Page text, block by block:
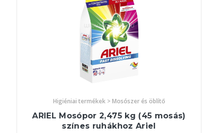
Higiéniai termékek > Mosószer és öblítő
ARIEL Mosópor 2,475 kg (45 mosás)
színes ruhákhoz Ariel